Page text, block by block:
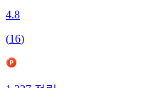
4.8
(16)